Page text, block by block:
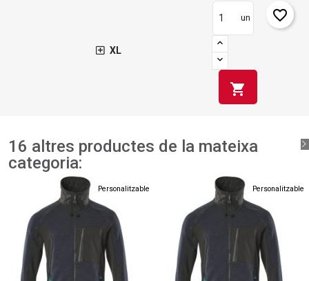
XL
un
shopping_cart
favorite_border
16 altres productes de la mateixa
categoria:
Personalitzable Personalitzable